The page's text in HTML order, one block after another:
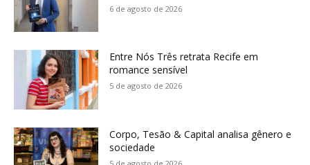
6 de agosto de 2026
Entre Nós Três retrata Recife em
romance sensível
5 de agosto de 2026
Corpo, Tesão & Capital analisa gênero e
sociedade